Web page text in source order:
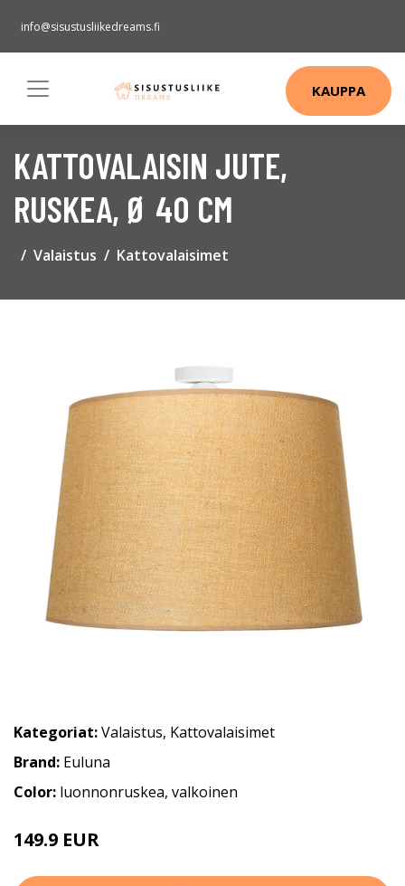
info@sisustusliikedreams.fi
KAUPPA
KATTOVALAISIN JUTE,
RUSKEA, Ø 40 CM
Valaistus Kattovalaisimet
Kategoriat:Valaistus, Kattovalaisimet
Brand: Euluna
Color: luonnonruskea, valkoinen
149.9 EUR